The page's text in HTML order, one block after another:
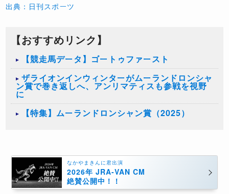
出典：日刊スポーツ
【おすすめリンク】
【競走馬データ】ゴートゥファースト
ザライオンインウィンターがムーランドロンシャ
ン賞で巻き返しへ、アンリマティスも参戦を視野
に
【特集】ムーランドロンシャン賞（2025）
なかやまきんに君出演
2026年 JRA-VAN CM
絶賛公開中！！